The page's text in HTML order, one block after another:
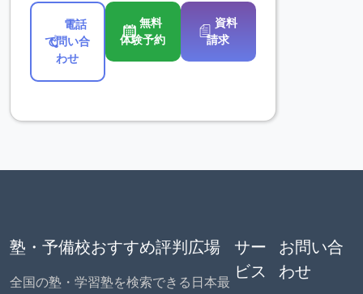
電話
で問い合
わせ
無料
体験予約
資料
請求
塾・予備校おすすめ評判広場
全国の塾・学習塾を検索できる日本最
サー
ビス
お問い合
わせ